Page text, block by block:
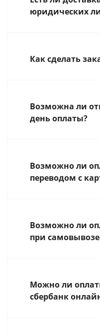
юридических
Как сделать
Возможна ли
день оплаты?
Возможно ли
переводом с
Возможно ли
при
Можно ли
сбербанк